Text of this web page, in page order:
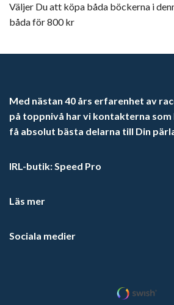
Väljer Du att köpa båda böckerna i
båda för 800 kr
Med nästan 40 års erfarenhet av
på toppnivå har vi kontakterna
få absolut bästa delarna till Din
IRL-butik: Speed Pro
Läs mer
Sociala medier